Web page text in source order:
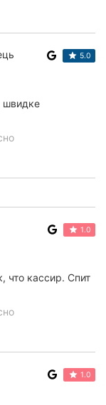
5.0
швидке
1.0
что кассир. Спит
1.0